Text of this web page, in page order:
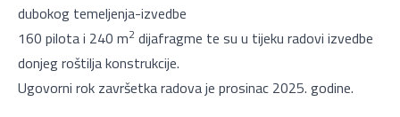
dubokog temeljenja-izvedbe
160 pilota i 240 m2 dijafragme te su u tijeku radovi izvedbe
donjeg roštilja konstrukcije.
Ugovorni rok završetka radova je prosinac 2025. godine.